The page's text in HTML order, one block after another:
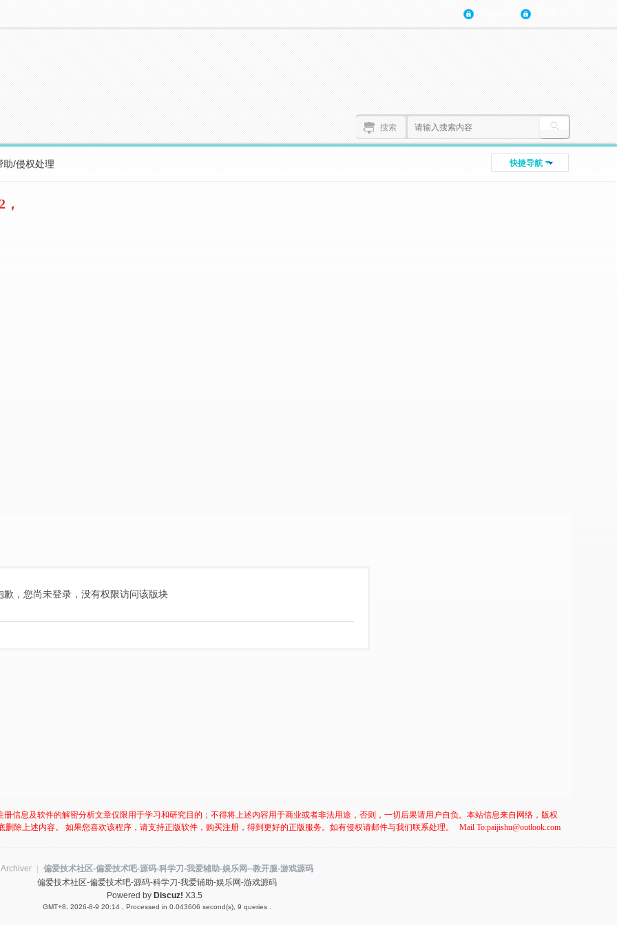
搜索
快捷导航
助/侵权处理
歉，您尚未登录，没有权限访问该版块
信息及软件的解密分析文章仅限用于学习和研究目的；不得将上述内容用于商业或者非法用途，否则，一切后果请用户自负。本站信息来自网络，版权
除上述内容。 如果您喜欢该程序，请支持正版软件，购买注册，得到更好的正版服务。如有侵权请邮件与我们联系处理。
Mail To:paijishu@outlook.com
Archiver
偏爱技术社区-偏爱技术吧-源码-科学刀-我爱辅助-娱乐网--教开服-游戏源码
偏爱技术社区-偏爱技术吧-源码-科学刀-我爱辅助-娱乐网-游戏源码
Powered by Discuz! X3.5
GMT+8, 2026-8-9 20:14 , Processed in 0.043606 second(s), 9 queries .